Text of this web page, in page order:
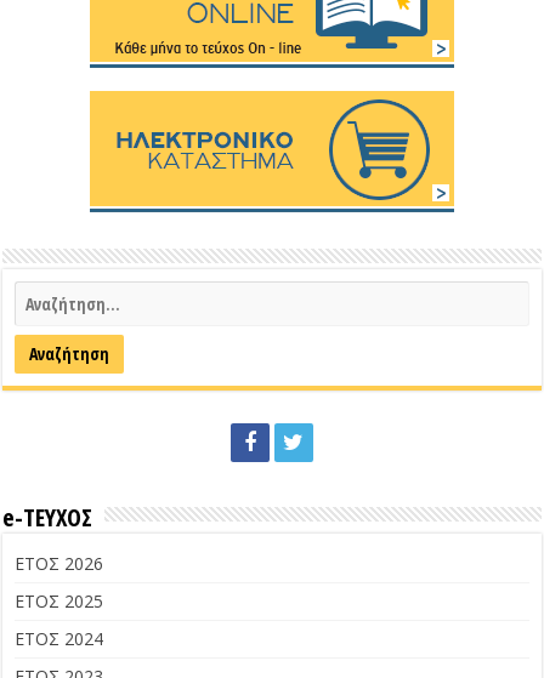
e-ΤΕΥΧΟΣ
ΕΤΟΣ 2026
ΕΤΟΣ 2025
ΕΤΟΣ 2024